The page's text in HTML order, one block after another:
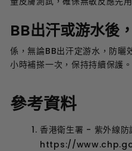
BB出汗或游水後
係，無論BB出汗定游水，防曬
小時補搽一次，保持持續保護。
參考資料
香港衛生署 - 紫外線防
https://